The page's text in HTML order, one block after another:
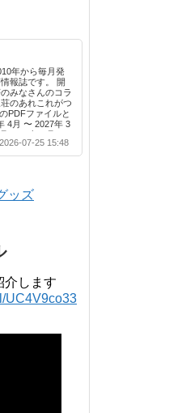
年から毎月発
報誌です。 開
みなさんのコラ
のあれこれがつ
PDFファイルと
4月 〜 2027年 3
年 3月 2022
4月 〜 2022年
4月 〜 2017年
2014年 4月 〜
2026-07-25 15:48
ッズ
介します
UC4V9co33